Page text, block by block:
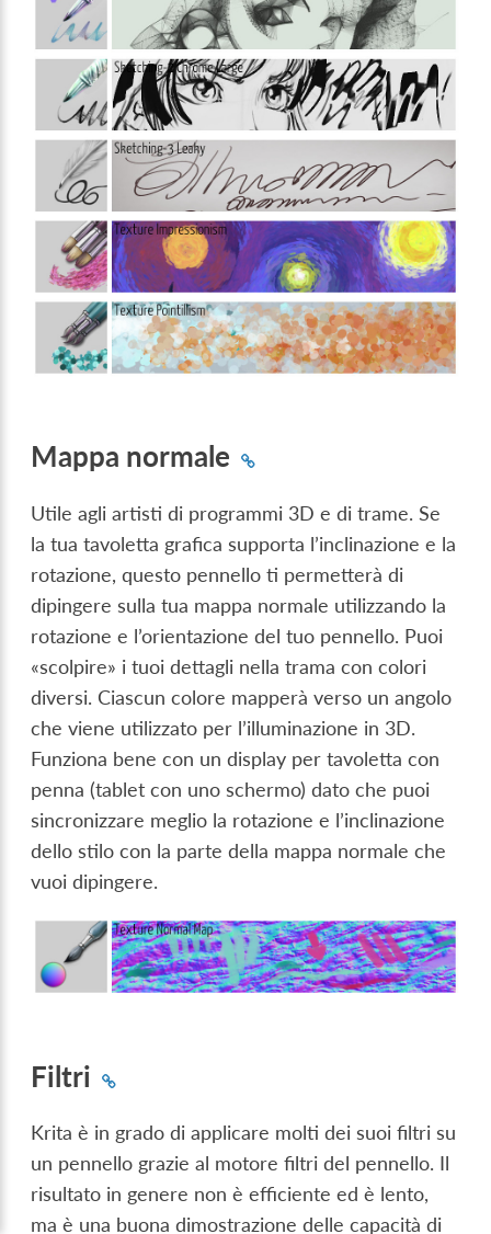
Mappa normale
Utile agli artisti di programmi 3D e di trame. Se
la tua tavoletta grafica supporta l’inclinazione e la
rotazione, questo pennello ti permetterà di
dipingere sulla tua mappa normale utilizzando la
rotazione e l’orientazione del tuo pennello. Puoi
«scolpire» i tuoi dettagli nella trama con colori
diversi. Ciascun colore mapperà verso un angolo
che viene utilizzato per l’illuminazione in 3D.
Funziona bene con un display per tavoletta con
penna (tablet con uno schermo) dato che puoi
sincronizzare meglio la rotazione e l’inclinazione
dello stilo con la parte della mappa normale che
vuoi dipingere.
Filtri
Krita è in grado di applicare molti dei suoi filtri su
un pennello grazie al motore filtri del pennello. Il
risultato in genere non è efficiente ed è lento,
ma è una buona dimostrazione delle capacità di